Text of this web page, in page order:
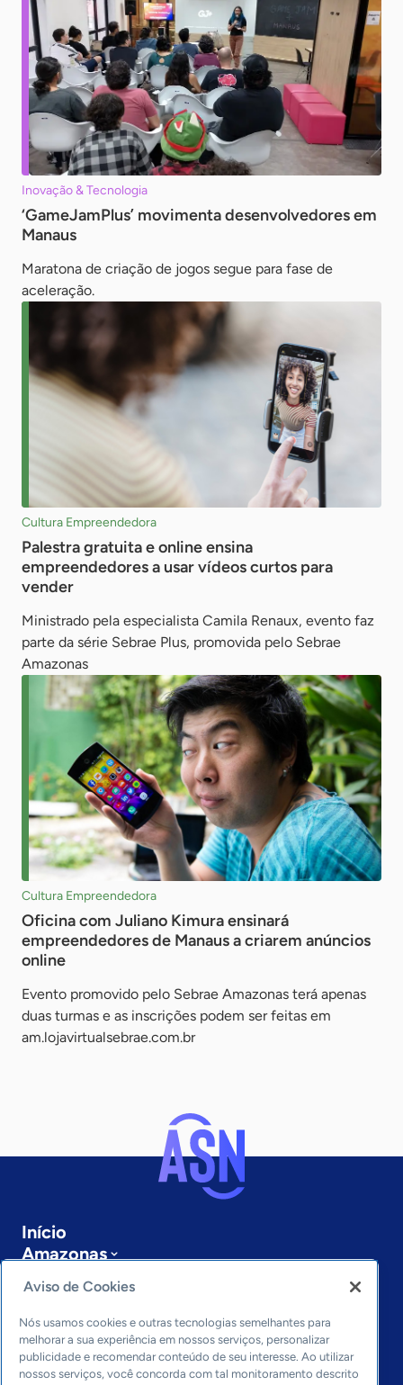
Inovação & Tecnologia
‘GameJamPlus’ movimenta desenvolvedores em
Manaus
Maratona de criação de jogos segue para fase de
aceleração.
Cultura Empreendedora
Palestra gratuita e online ensina
empreendedores a usar vídeos curtos para
vender
Ministrado pela especialista Camila Renaux, evento faz
parte da série Sebrae Plus, promovida pelo Sebrae
Amazonas
Cultura Empreendedora
Oficina com Juliano Kimura ensinará
empreendedores de Manaus a criarem anúncios
online
Evento promovido pelo Sebrae Amazonas terá apenas
duas turmas e as inscrições podem ser feitas em
am.lojavirtualsebrae.com.br
Início
Amazonas
Sobre a ASN
Últimas notícias
Entre em contato
Editorias
Economia & Política
Aviso de Cookies
Nós usamos cookies e outras tecnologias semelhantes para
melhorar a sua experiência em nossos serviços, personalizar
publicidade e recomendar conteúdo de seu interesse. Ao utilizar
nossos serviços, você concorda com tal monitoramento descrito